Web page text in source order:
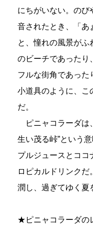
にちがいない。のび
音されたとき、「あ
と、憧れの風景がふ
のビーチであったり
フルな街角であった
小道具のように、こ
だ。
ピニャコラーダは
生い茂る峠”という
プルジュースとココ
ロピカルドリンク
潤し、過ぎてゆく夏
★ピニャコラーダの